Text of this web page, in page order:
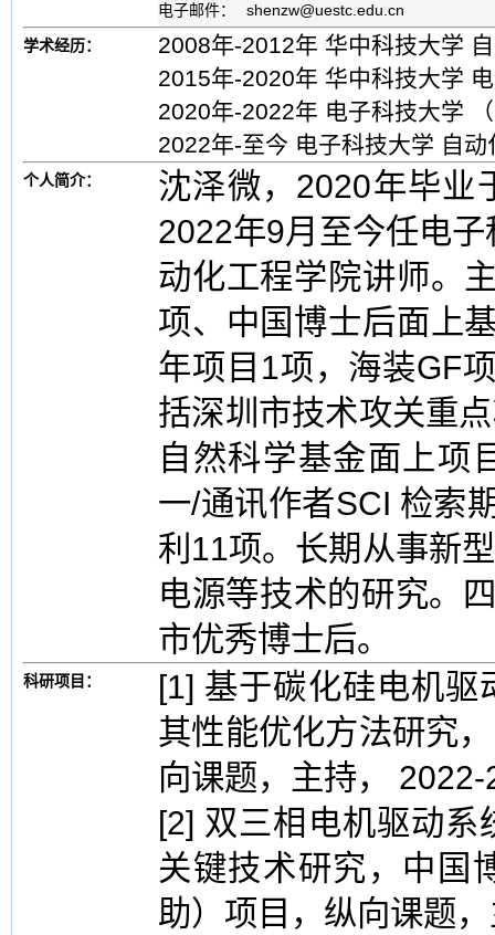
电子邮件：
shenzw@uestc.edu.cn
学术经历：
2008年-2012年 华中科技大学
2015年-2020年 华中科技大学
2020年-2022年 电子科技大学
2022年-至今 电子科技大学 自
个人简介：
沈泽微，2020年毕业
2022年9月至今任电
动化工程学院讲师。
项、中国博士后面上
年项目1项，海装GF
括深圳市技术攻关重
自然科学基金面上项
一/通讯作者SCI 检索
利11项。长期从事新
电源等技术的研究。
市优秀博士后。
科研项目：
[1] 基于碳化硅电机
其性能优化方法研究
向课题，主持，
[2] 双三相电机驱动
关键技术研究，中国
助）项目，纵向课题